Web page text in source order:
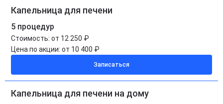
Капельница для печени
5 процедур
Стоимость: от 12 250 ₽
Цена по акции: от 10 400 ₽
Записаться
Капельница для печени на дому